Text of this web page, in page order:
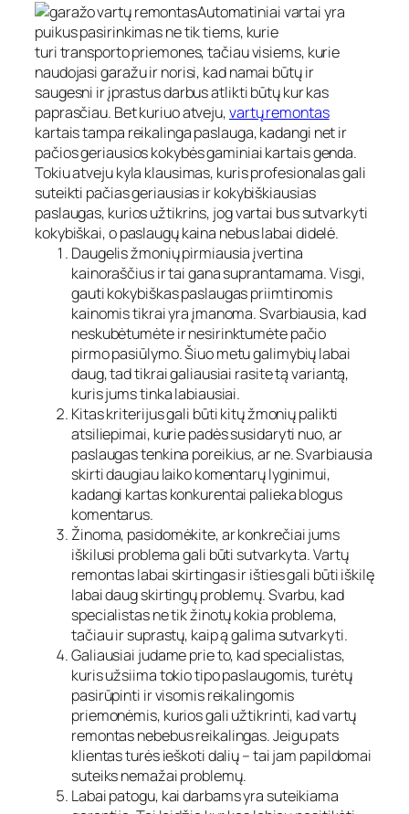
Automatiniai vartai yra
puikus pasirinkimas ne tik tiems, kurie
turi transporto priemones, tačiau visiems, kurie
naudojasi garažu ir norisi, kad namai būtų ir
saugesni ir įprastus darbus atlikti būtų kur kas
paprasčiau. Bet kuriuo atveju,vartų remontas
kartais tampa reikalinga paslauga, kadangi net ir
pačios geriausios kokybės gaminiai kartais genda.
Tokiu atveju kyla klausimas, kuris profesionalas gali
suteikti pačias geriausias ir kokybiškiausias
paslaugas, kurios užtikrins, jog vartai bus sutvarkyti
kokybiškai, o paslaugų kaina nebus labai didelė.
Daugelis žmonių pirmiausia įvertina
kainoraščius ir tai gana suprantamama. Visgi,
gauti kokybiškas paslaugas priimtinomis
kainomis tikrai yra įmanoma. Svarbiausia, kad
neskubėtumėte ir nesirinktumėte pačio
pirmo pasiūlymo. Šiuo metu galimybių labai
daug, tad tikrai galiausiai rasite tą variantą,
kuris jums tinka labiausiai.
Kitas kriterijus gali būti kitų žmonių palikti
atsiliepimai, kurie padės susidaryti nuo, ar
paslaugas tenkina poreikius, ar ne. Svarbiausia
skirti daugiau laiko komentarų lyginimui,
kadangi kartas konkurentai palieka blogus
komentarus.
Žinoma, pasidomėkite, ar konkrečiai jums
iškilusi problema gali būti sutvarkyta. Vartų
remontas labai skirtingas ir išties gali būti iškilę
labai daug skirtingų problemų. Svarbu, kad
specialistas ne tik žinotų kokia problema,
tačiau ir suprastų, kaip ą galima sutvarkyti.
Galiausiai judame prie to, kad specialistas,
kuris užsiima tokio tipo paslaugomis, turėtų
pasirūpinti ir visomis reikalingomis
priemonėmis, kurios gali užtikrinti, kad vartų
remontas nebebus reikalingas. Jeigu pats
klientas turės ieškoti dalių – tai jam papildomai
suteiks nemažai problemų.
Labai patogu, kai darbams yra suteikiama